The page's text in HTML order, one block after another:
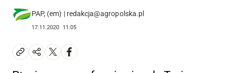
PAP, (em) | redakcja@agropolska.pl
17.11.2020 11:05